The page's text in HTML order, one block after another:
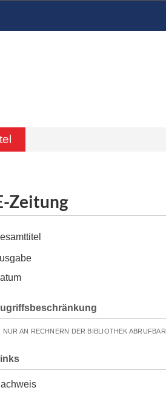
Zeitung
NUR AN RECHNERN DER BIBLIOTHEK ABRUFBAR